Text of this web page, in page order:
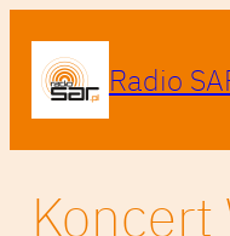
Radio
Koncert